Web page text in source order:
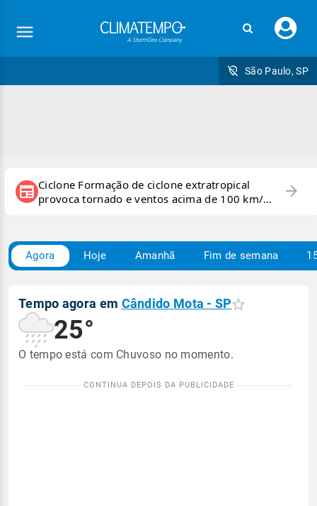
seu
São Paulo, SP
newspaper Ciclone Formação de ciclone extratropical
provoca tornado e ventos acima de 100 km/h
no RS
arrow_forward
Agora Hoje Amanhã Fim de semana
Tempo agora em Cândido Mota - SP
25°
O tempo está com Chuvoso no momento.